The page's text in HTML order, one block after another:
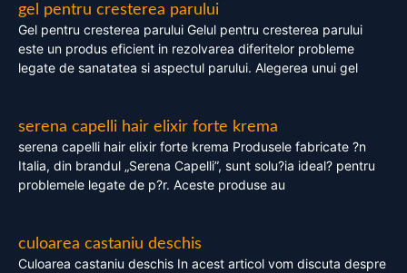
gel pentru cresterea parului
Gel pentru cresterea parului Gelul pentru cresterea parului
este un produs eficient in rezolvarea diferitelor probleme
legate de sanatatea si aspectul parului. Alegerea unui gel
serena capelli hair elixir forte krema
serena capelli hair elixir forte krema Produsele fabricate ?n
Italia, din brandul „Serena Capelli”, sunt solu?ia ideal? pentru
problemele legate de p?r. Aceste produse au
culoarea castaniu deschis
Culoarea castaniu deschis In acest articol vom discuta despre